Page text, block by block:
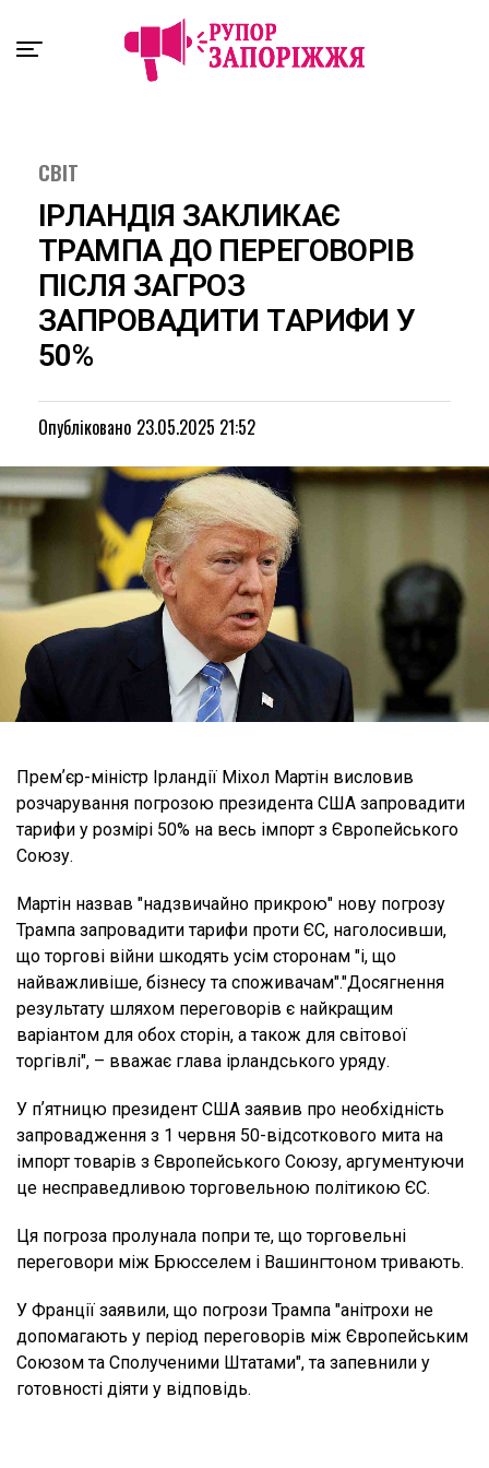
СВІТ
ІРЛАНДІЯ ЗАКЛИКАЄ
ТРАМПА ДО ПЕРЕГОВОРІВ
ПІСЛЯ ЗАГРОЗ
ЗАПРОВАДИТИ ТАРИФИ У
50%
Опубліковано 23.05.2025 21:52
Премʼєр-міністр Ірландії Міхол Мартін висловив
розчарування погрозою президента США запровадити
тарифи у розмірі 50% на весь імпорт з Європейського
Союзу.
Мартін назвав "надзвичайно прикрою" нову погрозу
Трампа запровадити тарифи проти ЄС, наголосивши,
що торгові війни шкодять усім сторонам "і, що
найважливіше, бізнесу та споживачам"."Досягнення
результату шляхом переговорів є найкращим
варіантом для обох сторін, а також для світової
торгівлі", – вважає глава ірландського уряду.
У пʼятницю президент США заявив про необхідність
запровадження з 1 червня 50-відсоткового мита на
імпорт товарів з Європейського Союзу, аргументуючи
це несправедливою торговельною політикою ЄС.
Ця погроза пролунала попри те, що торговельні
переговори між Брюсселем і Вашингтоном тривають.
У Франції заявили, що погрози Трампа "анітрохи не
допомагають у період переговорів між Європейським
Союзом та Сполученими Штатами", та запевнили у
готовності діяти у відповідь.
Exit mobile version